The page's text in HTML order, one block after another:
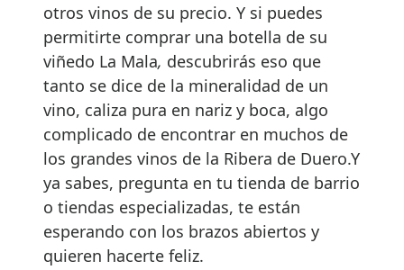
otros vinos de su precio. Y si puedes
permitirte comprar una botella de su
viñedo La Mala, descubrirás eso que
tanto se dice de la mineralidad de un
vino, caliza pura en nariz y boca, algo
complicado de encontrar en muchos de
los grandes vinos de la Ribera de Duero.Y
ya sabes, pregunta en tu tienda de barrio
o tiendas especializadas, te están
esperando con los brazos abiertos y
quieren hacerte feliz.